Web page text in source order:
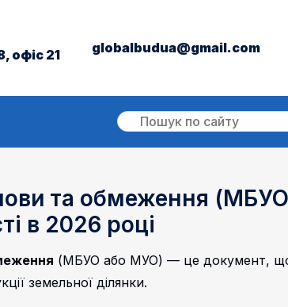
офіс 21
globalbudua@gmail.com
та обмеження
в 2026 році
(МБУО або МУО) — це документ, що
земельної ділянки.